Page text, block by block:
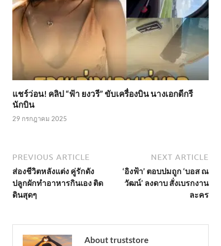
แชร์ว่อน! คลิป “ฟ้า ยงวรี” ขับเครื่องบิน นางเอกดีกรี
นักบิน
29 กรกฎาคม 2025
PREVIOUS ARTICLE
ส่องชีวิตหลังแต่ง คู่รักดัง
ปลูกผักทำอาหารกินเอง ติด
ดินสุดๆ
NEXT ARTICLE
‘อิงฟ้า’ ตอบปมถูก ‘บอส ณ
วัฒน์’ ลงดาบ สั่งเบรกงาน
ละคร
About truststore